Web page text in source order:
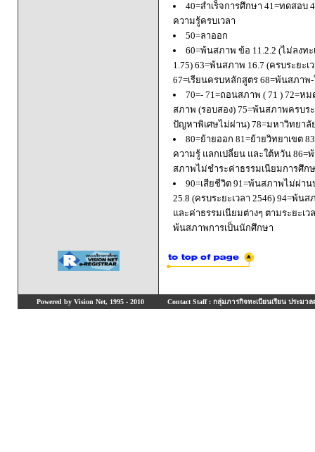
40=สำเร็จการศึกษา 41=ทดสอบ
ความรู้ครบเวลา
50=ลาออก
60=พ้นสภาพ ข้อ 11.2.2 (ไม่ลงท
1.75) 63=พ้นสภาพ 16.7 (ครบระยะ
67=เรียนครบหลักสูตร 68=พ้นสภา
70=- 71=ถอนสภาพ ( 71 ) 72=
สภาพ (รอบสอง) 75=พ้นสภาพครบ
ปัญหาพิเศษไม่ผ่าน) 78=มหาวิทยา
80=ย้ายออก 81=ย้ายวิทยาเขต
ความรู้ แลกเปลี่ยน และใต้หวัน
สภาพไม่ชำระค่าธรรมเนียมการศึก
90=เสียชีวิต 91=พ้นสภาพไม่ผ่า
25.8 (ครบระยะเวลา 2546) 94=พ้
และค่าธรรมเนียมต่างๆ ตามระยะเ
พ้นสภาพการเป็นนักศึกษา
Powered by Vision Net, 1995 - 2010 Contact Staff : กลุ่มภารกิจทะเบียนเรียน ประมวล